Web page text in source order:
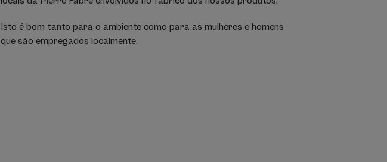
Isto é bom tanto para o ambiente como para as mulheres e homens
que são empregados localmente.